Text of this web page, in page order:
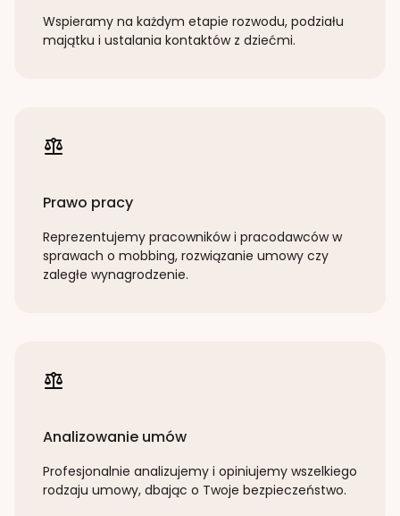
Wspieramy na każdym etapie rozwodu, podziału
majątku i ustalania kontaktów z dziećmi.
Prawo pracy
Reprezentujemy pracowników i pracodawców w
sprawach o mobbing, rozwiązanie umowy czy
zaległe wynagrodzenie.
Analizowanie umów
Profesjonalnie analizujemy i opiniujemy wszelkiego
rodzaju umowy, dbając o Twoje bezpieczeństwo.